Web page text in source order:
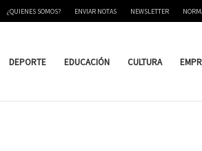
¿QUIENES SOMOS? ENVIAR NOTAS NEWSLETTER
DEPORTE EDUCACIÓN CULTURA